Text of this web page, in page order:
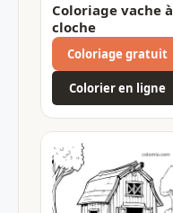
Coloriage vache à
cloche
Coloriage gratuit
Colorier en ligne